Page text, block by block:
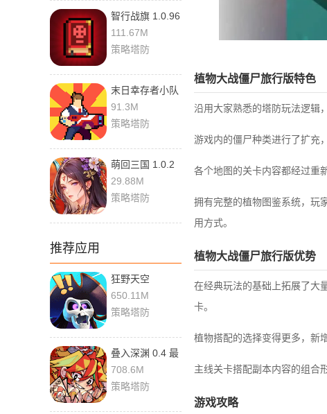
智行战旗 1.0.96
手机版
111.67M
策略塔防
末日幸存者小队
0.1.11 手机版
91.3M
策略塔防
萌回三国 1.0.2
手机版
29.88M
策略塔防
推荐应用
狂野天空
1.178.2 最新版
650.11M
策略塔防
叠入深渊 0.4 最
新版
708.6M
策略塔防
植物大战僵尸旅行版特色
沿用大家熟悉的塔防玩法逻辑
游戏内的僵尸种类进行了扩充
各个地图的关卡内容都经过重
拥有完整的植物图鉴系统，玩
用方式。
植物大战僵尸旅行版优势
在经典玩法的基础上拓展了大
卡。
植物搭配的选择变得更多，新
主线关卡搭配副本内容的组合
游戏攻略